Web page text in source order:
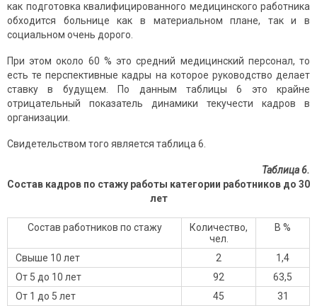
как подготовка квалифицированного медицинского работника
обходится больнице как в материальном плане, так и в
социальном очень дорого.
При этом около 60 % это средний медицинский персонал, то
есть те перспективные кадры на которое руководство делает
ставку в будущем. По данным таблицы 6 это крайне
отрицательный показатель динамики текучести кадров в
организации.
Свидетельством того является таблица 6.
Таблица 6.
Состав кадров по стажу работы категории работников до 30
лет
Состав работников по стажу
Количество,
чел.
В %
Свыше 10 лет 2
1,4
От 5 до 10 лет
92
63,5
От 1 до 5 лет
45
31